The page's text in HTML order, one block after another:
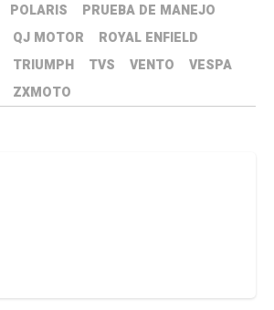
POLARIS
PRUEBA DE MANEJO
QJ MOTOR
ROYAL ENFIELD
TRIUMPH TVS VENTO
VESPA
ZXMOTO